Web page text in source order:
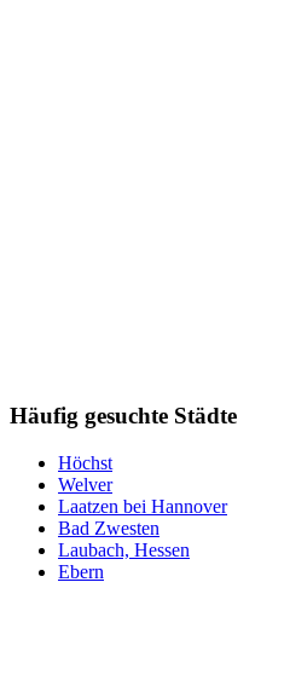
Häufig gesuchte Städte
Höchst
Welver
Laatzen bei Hannover
Bad Zwesten
Laubach, Hessen
Ebern